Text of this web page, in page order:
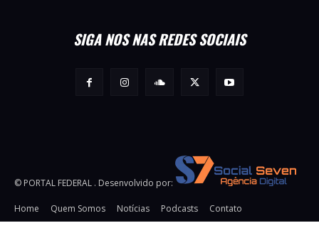
SIGA NOS NAS REDES SOCIAIS
© PORTAL FEDERAL . Desenvolvido por:
Home Quem Somos Notícias Podcasts
Contato